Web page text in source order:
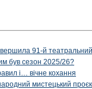
91-й
був сезон 2025/26?
і… вічне кохання
мистецький